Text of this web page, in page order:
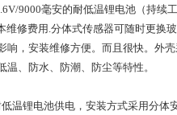
9000毫安的耐低温锂电池（持续
修费用.分体式传感器可随时更换
，安装维修方便。而且很快。外
、防水、防潮、防尘等特性。
温锂电池供电，安装方式采用分体